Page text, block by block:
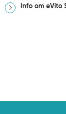
Info om eVito